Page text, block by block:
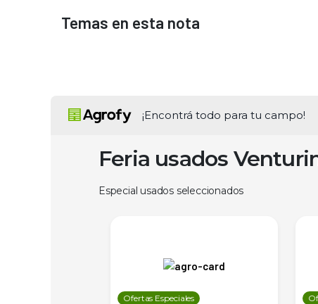
Temas en esta nota
¡Encontrá todo para tu campo!
Feria usados
Especial usados seleccionados
Ofertas Especiales